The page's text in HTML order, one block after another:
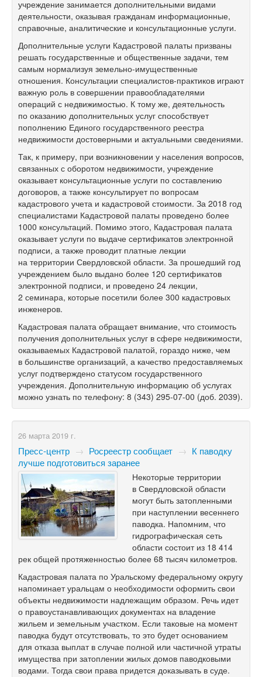
учреждение занимается дополнительными видами
деятельности, оказывая гражданам информационные,
справочные, аналитические и консультационные услуги.
Дополнительные услуги Кадастровой палаты призваны
решать государственные и общественные задачи, тем
самым нормализуя земельно-имущественные
отношения. Консультации специалистов-практиков играют
важную роль в совершении правообладателями
операций с недвижимостью. К тому же, деятельность
по оказанию дополнительных услуг способствует
пополнению Единого государственного реестра
недвижимости достоверными и актуальными сведениями.
Так, к примеру, при возникновении у населения вопросов,
связанных с оборотом недвижимости, учреждение
оказывает консультационные услуги по составлению
договоров, а также консультирует по вопросам
кадастрового учета и кадастровой стоимости. За 2018 год
специалистами Кадастровой палаты проведено более
1000 консультаций. Помимо этого, Кадастровая палата
оказывает услуги по выдаче сертификатов электронной
подписи, а также проводит платные лекции
на территории Свердловской области. За прошедший год
учреждением было выдано более 120 сертификатов
электронной подписи, и проведено 24 лекции,
2 семинара, которые посетили более 300 кадастровых
инженеров.
Кадастровая палата обращает внимание, что стоимость
получения дополнительных услуг в сфере недвижимости,
оказываемых Кадастровой палатой, гораздо ниже, чем
в большинстве организаций, а качество предоставляемых
услуг подтверждено статусом государственного
учреждения. Дополнительную информацию об услугах
можно узнать по телефону: 8 (343) 295-07-00 (доб. 2039).
26 марта 2019 г.
Пресс-центр → Росреестр сообщает → К паводку
лучше подготовиться заранее
Некоторые территории
в Свердловской области
могут быть затопленными
при наступлении весеннего
паводка. Напомним, что
гидрографическая сеть
области состоит из 18 414
рек общей протяженностью более 68 тысяч километров.
Кадастровая палата по Уральскому федеральному округу
напоминает уральцам о необходимости оформить свои
объекты недвижимости надлежащим образом. Речь идет
о правоустанавливающих документах на владение
жильем и земельным участком. Если таковые на момент
паводка будут отсутствовать, то это будет основанием
для отказа выплат в случае полной или частичной утраты
имущества при затоплении жилых домов паводковыми
водами. Тогда свои права придется доказывать в суде.